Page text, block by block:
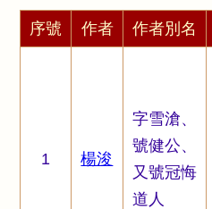
序號 作者 作者別名
1 楊浚
字雪滄、
號健公、
又號冠悔
道人